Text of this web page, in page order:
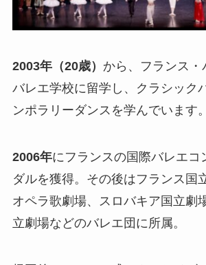
2003年（20歳） から、フランス
バレエ学校に留学し、クラシック
ンポラリーダンスを学んでいます。
2006年にフランスの国際バレエコ
ダルを獲得。その後はフランス国
オペラ歌劇場、スロバキア国立劇
立劇場などのバレエ団に所属。